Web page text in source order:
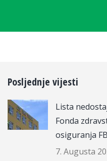
Posljednje vijesti
Lista
Fonda
osiguranja
7. Augusta